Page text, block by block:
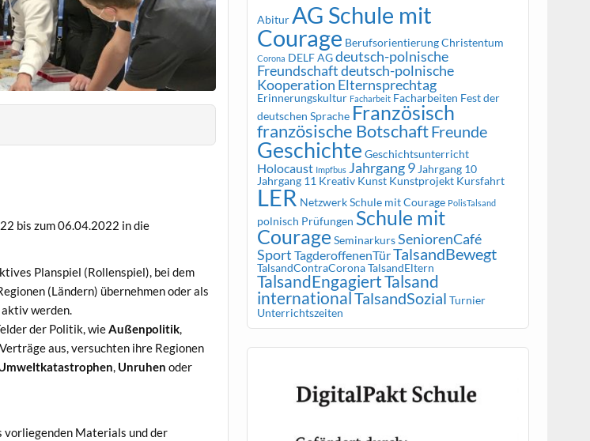
bis zum 06.04.2022 in die
Planspiel (Rollenspiel), bei dem
(Ländern) übernehmen oder als
werden.
der Politik, wieAußenpolitik,
aus, versuchten ihre Regionen
, Unruhenoder
vorliegenden Materials und der
AbiturAG Schule mit
Courage BerufsorientierungChristentum
Corona DELF AGdeutsch-polnische
Freundschaftdeutsch-polnische
Kooperation Elternsprechtag
Erinnerungskultur Facharbeit Facharbeiten Fest der
deutschen Sprache Französisch
französische BotschaftFreunde
Geschichte Geschichtsunterricht
Holocaust Impfbus Jahrgang 9 Jahrgang 10
Jahrgang 11 Kreativ Kunst Kunstprojekt Kursfahrt
LER Netzwerk Schule mit Courage PolisTalsand
polnisch Prüfungen Schule mit
Courage SeminarkursSeniorenCafé
Sport TagderoffenenTürTalsandBewegt
TalsandContraCoronaTalsandEltern
TalsandEngagiertTalsand
internationalTalsandSozial Turnier
Unterrichtszeiten